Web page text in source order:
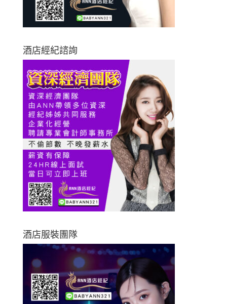
酒店經紀諮詢
酒店服裝團隊